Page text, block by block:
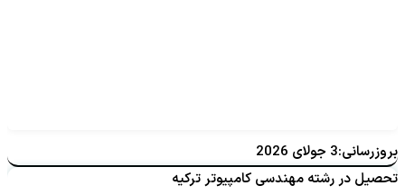
بروزرسانی:3 جولای 2026
تحصیل در رشته مهندسی کامپیوتر ترکیه